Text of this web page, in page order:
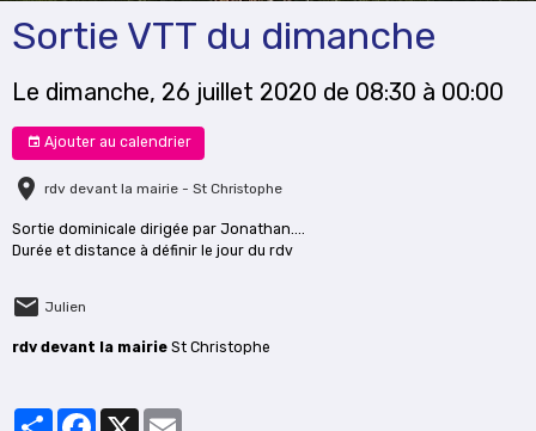
Sortie VTT du dimanche
Le dimanche, 26 juillet 2020 de 08:30 à 00:00
Ajouter au calendrier
rdv devant la mairie - St Christophe
Sortie dominicale dirigée par Jonathan....
Durée et distance à définir le jour du rdv
Julien
rdv devant la mairie St Christophe
PartagerFacebook
X